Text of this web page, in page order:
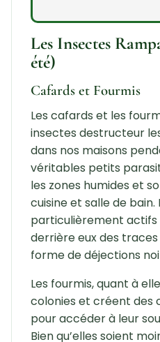
Les Insectes
été)
Cafards et Fourmis
Les cafards et les
insectes destructeur
dans nos maisons
véritables petits
les zones humides et
cuisine et salle de bain.
particulièrement actifs
derrière eux des
forme de déjections
Les fourmis, quant à
colonies et créent des
pour accéder à leur
Bien qu’elles soient